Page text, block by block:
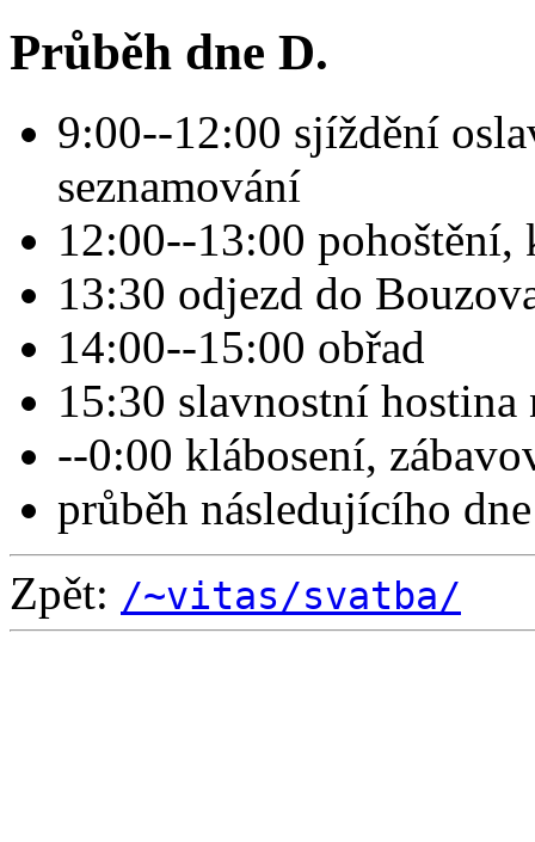
Průběh dne D.
9:00--12:00 sjíždění
seznamování
12:00--13:00 pohoštění,
13:30 odjezd do
14:00--15:00 obřad
15:30 slavnostní
--0:00 klábosení,
průběh následujícího
Zpět: /~vitas/svatba/